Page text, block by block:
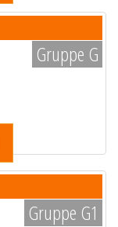
Gruppe G
Gruppe G1